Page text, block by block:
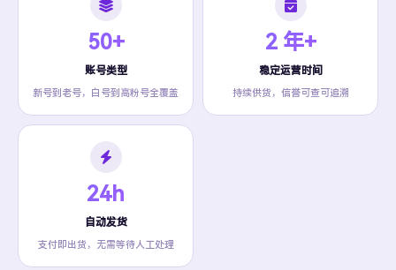
50+
账号类型
新号到老号，白号到高粉号全覆盖
2 年+
稳定运营时间
持续供货，信誉可查可追溯
24h
自动发货
支付即出货，无需等待人工处理